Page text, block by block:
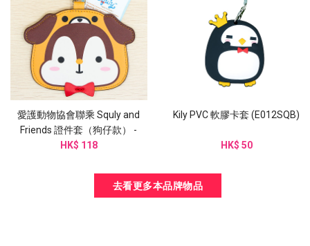
愛護動物協會聯乘 Squly and
Friends 證件套（狗仔款） -
G003SQB
HK$ 118
Kily PVC 軟膠卡套 (E012SQB)
HK$ 50
去看更多本品牌物品